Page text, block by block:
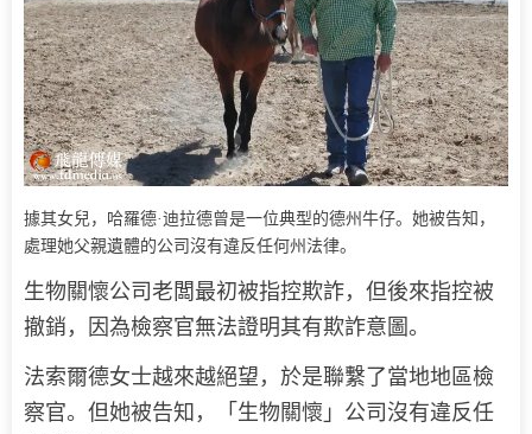
據其女兒，哈羅德·迪拉德曾是一位典型的德州牛仔。她被告知，
處理她父親遺體的公司沒有違反任何州法律。
生物關懷公司老闆最初被指控欺詐，但後來指控被
撤銷，因為檢察官無法證明其有欺詐意圖。
法索爾德女士越來越絕望，於是聯繫了當地地區檢
察官。但她被告知，「生物關懷」公司沒有違反任